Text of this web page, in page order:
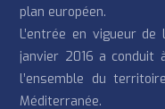
plan européen.
L’entrée en vigueur
janvier 2016 a conduit
l’ensemble du
Méditerranée.